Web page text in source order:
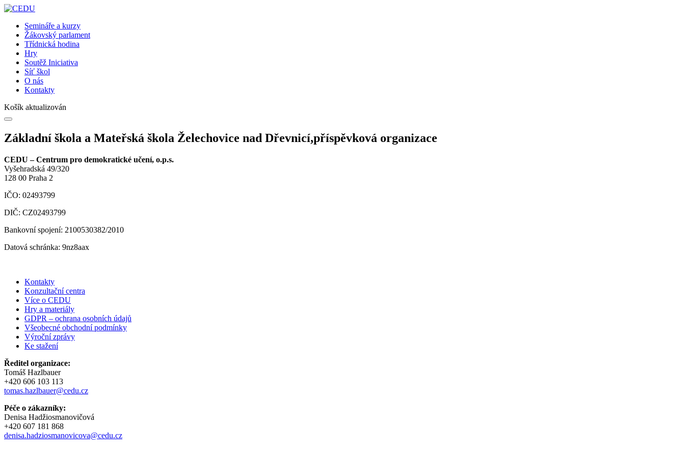
Semináře a kurzy
Žákovský parlament
Třídnická hodina
Hry
Soutěž Iniciativa
Síť škol
O nás
Kontakty
Košík aktualizován
Základní škola a Mateřská škola Želechovice nad Dřevnicí,příspěvková organizace
CEDU – Centrum pro demokratické učení, o.p.s.
Vyšehradská 49/320
128 00 Praha 2
IČO: 02493799
DIČ: CZ02493799
Bankovní spojení: 2100530382/2010
Datová schránka: 9nz8aax
Kontakty
Konzultační centra
Více o CEDU
Hry a materiály
GDPR – ochrana osobních údajů
Všeobecné obchodní podmínky
Výroční zprávy
Ke stažení
Ředitel organizace:
Tomáš Hazlbauer
+420 606 103 113
tomas.hazlbauer@cedu.cz
Péče o zákazníky:
Denisa Hadžiosmanovičová
+420 607 181 868
denisa.hadziosmanovicova@cedu.cz